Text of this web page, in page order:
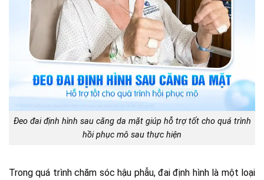
Đeo đai định hình sau căng da mặt giúp hỗ trợ tốt cho quá trình
hồi phục mô sau thực hiện
Trong quá trình chăm sóc hậu phẫu, đai định hình là một loại